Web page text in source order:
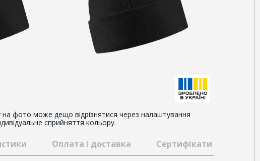
на фото може дещо відрізнятися через налаштування
сприйняття кольору.
Оплата і доставка Сертифікати та відзнаки